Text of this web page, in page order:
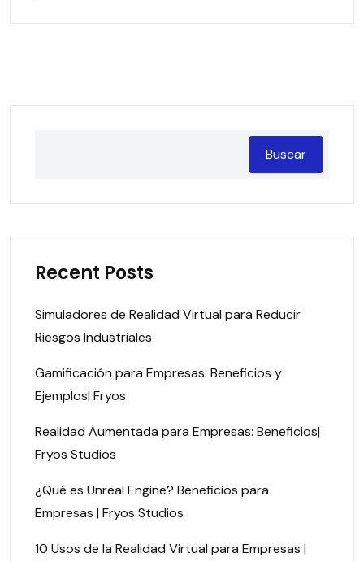
Buscar
Recent Posts
Simuladores de Realidad Virtual para Reducir
Riesgos Industriales
Gamificación para Empresas: Beneficios y
Ejemplos| Fryos
Realidad Aumentada para Empresas: Beneficios|
Fryos Studios
¿Qué es Unreal Engine? Beneficios para
Empresas | Fryos Studios
10 Usos de la Realidad Virtual para Empresas |